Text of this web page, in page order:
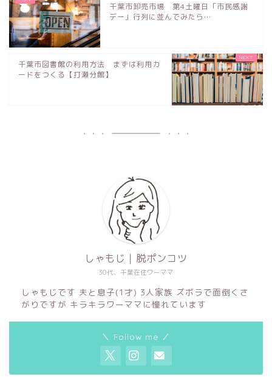
千葉市卸売市場 第4土曜日「市民感謝
デー」行列に並んでみたら…
千葉市図書館の利用方法 まずは利用カ
ードをつくる【打瀬分館】
30代、千葉在住ワーママ
しゃもじ｜脱ポンコツ
しゃもじです 夫と息子(1才) 3人家族 ズボラで面倒くさ
がりですが キラキラワーママに憧れています
＼ Follow me ／